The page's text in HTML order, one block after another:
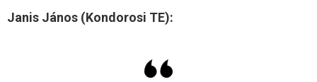
Janis János (Kondorosi TE):